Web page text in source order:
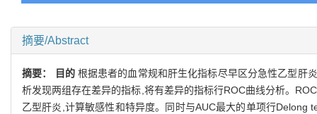
摘要/Abstract
摘要： 目的根据患者的血常规和肝生化指标尽早区分急性乙型肝
析发现两组存在差异的指标,将有差异的指标行ROC曲线分析。
乙型肝炎,计算敏感性和特异度。同时与AUC最大的单项行Delong